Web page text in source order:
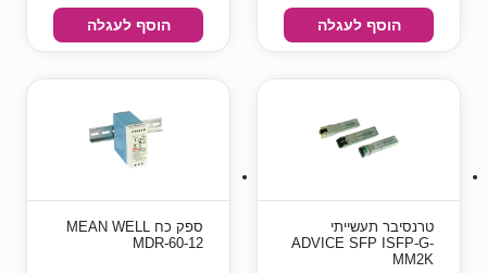
הוסף לעגלה הוסף לעגלה
טרנסיבר תעשייתי
ADVICE SFP ISFP-G-
MM2K
ספק כח MEAN WELL
MDR-60-12